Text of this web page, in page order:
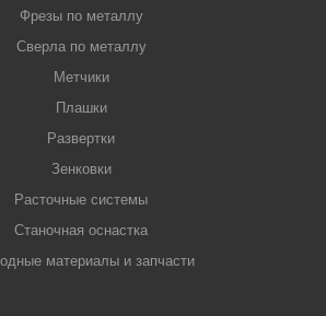
Фрезы по металлу
Сверла по металлу
Метчики
Плашки
Развертки
Зенковки
Расточные системы
Станочная оснастка
материалы и запчасти